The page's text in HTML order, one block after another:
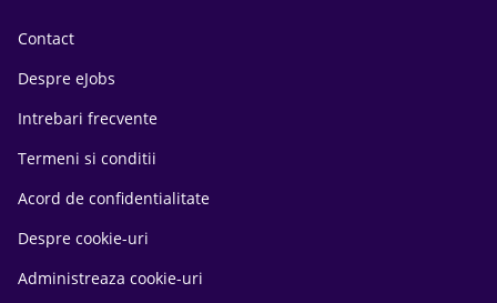
Contact
Despre eJobs
Intrebari frecvente
Termeni si conditii
Acord de confidentialitate
Despre cookie-uri
Administreaza cookie-uri